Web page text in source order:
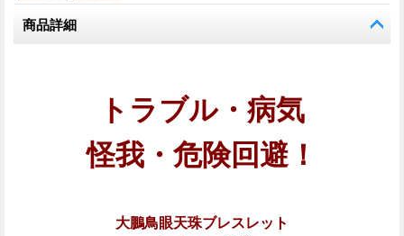
商品詳細
トラブル・病気
怪我・危険回避！
大鵬鳥眼天珠ブレスレット